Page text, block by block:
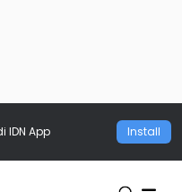
IDN App Install